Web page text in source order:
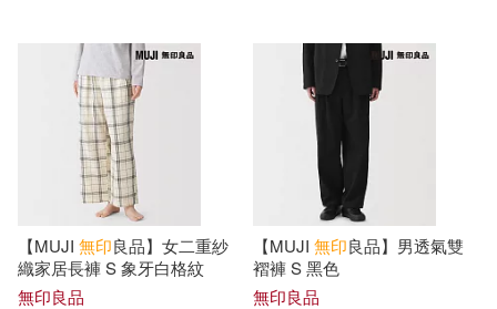
【MUJI 無印良品】女二重紗
織家居長褲 S 象牙白格紋
無印良品
【MUJI 無印良品】男透氣雙
褶褲 S 黑色
無印良品